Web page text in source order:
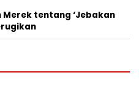
tentang ‘Jebakan